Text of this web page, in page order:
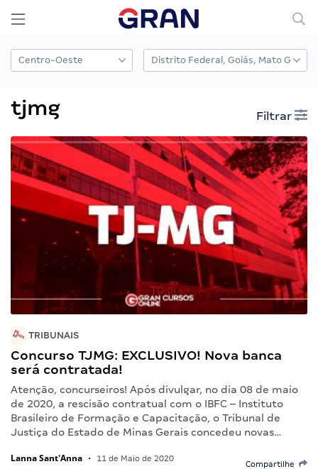
tjmg Filtrar
TRIBUNAIS
Concurso TJMG: EXCLUSIVO! Nova banca
será contratada!
Atenção, concurseiros! Após divulgar, no dia 08 de maio
de 2020, a rescisão contratual com o IBFC – Instituto
Brasileiro de Formação e Capacitação, o Tribunal de
Justiça do Estado de Minas Gerais concedeu novas…
Lanna Sant'Anna • 11 de Maio de 2020
Compartilhe